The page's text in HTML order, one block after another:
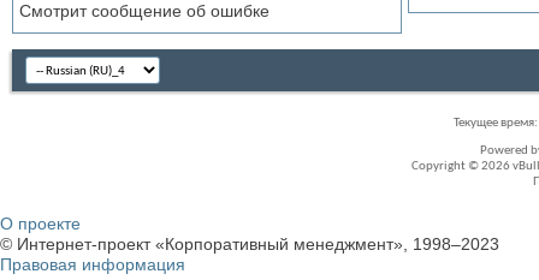
Смотрит сообщение об ошибке
Текущее время:
Powered
Copyright © 2026
О проекте
© Интернет-проект «Корпоративный менеджмент», 1998–2023
Правовая информация